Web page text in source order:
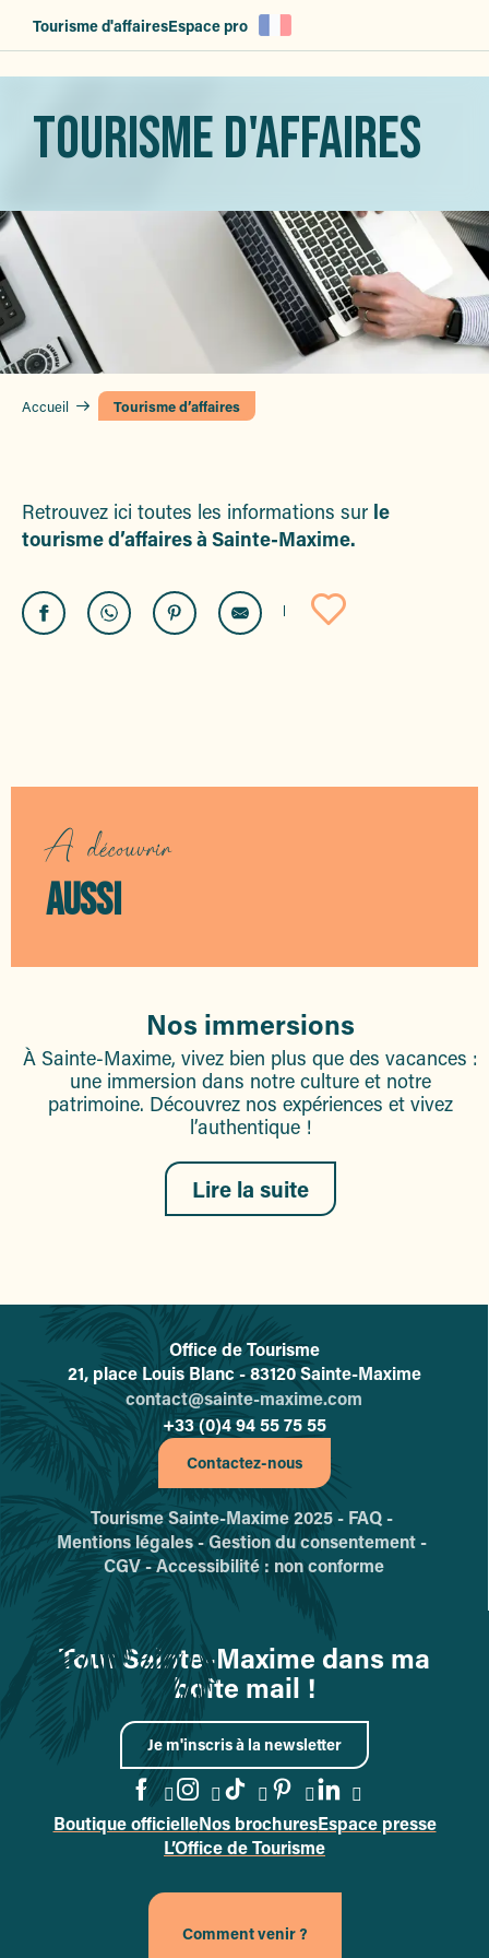
Tourisme d'affairesEspace pro
TOURISME D'AFFAIRES
Accueil Tourisme d’affaires
Retrouvez ici toutes les informations sur le
tourisme d’affaires à Sainte-Maxime.
Ajouter
A découvrir
AUSSI
Nos immersions
À Sainte-Maxime, vivez bien plus que des vacances :
une immersion dans notre culture et notre
patrimoine. Découvrez nos expériences et vivez
l’authentique !
Lire la suite
L'office de tourisme de Sainte-
Office de Tourisme
21, place Louis Blanc - 83120 Sainte-Maxime
contact@sainte-maxime.com
+33 (0)4 94 55 75 55
Contactez-nous
Tourisme Sainte-Maxime 2025 - FAQ -
Mentions légales -Gestion du consentement -
CGV -Accessibilité : non conforme
Tout Sainte-Maxime dans ma
boîte mail !
Je m'inscris à la newsletter
Accéder à la page Facebook
Accéder à la page
Accéder à la page
Accéder à la
Accéder à la
Boutique officielleNos brochuresEspace presse
L’Office de Tourisme
Comment venir ?